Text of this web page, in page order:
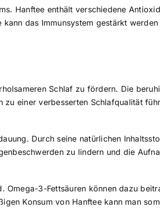
. Hanftee enthält verschiedene
das Immunsystem gestärkt werden
Schlaf zu fördern. Die
einer verbesserten Schlafqualität
. Durch seine natürlichen
zu lindern und die
Omega-3-Fettsäuren können dazu
Konsum von Hanftee kann man